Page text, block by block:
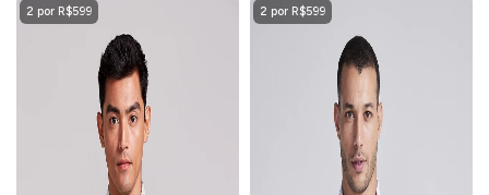
2 por R$599 2 por R$599